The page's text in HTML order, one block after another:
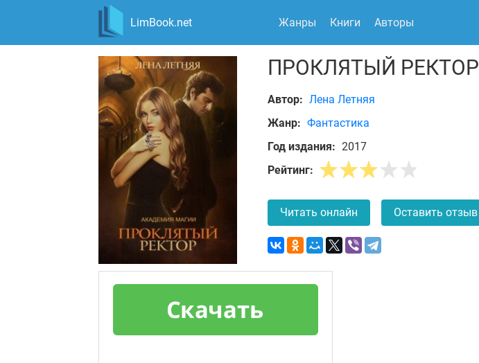
LimBook.net Жанры Книги Авторы
ПРОКЛЯТЫЙ РЕКТОР
Автор: Лена Летняя
Жанр: Фантастика
Год издания: 2017
Рейтинг:
Читать онлайн Оставить отзыв